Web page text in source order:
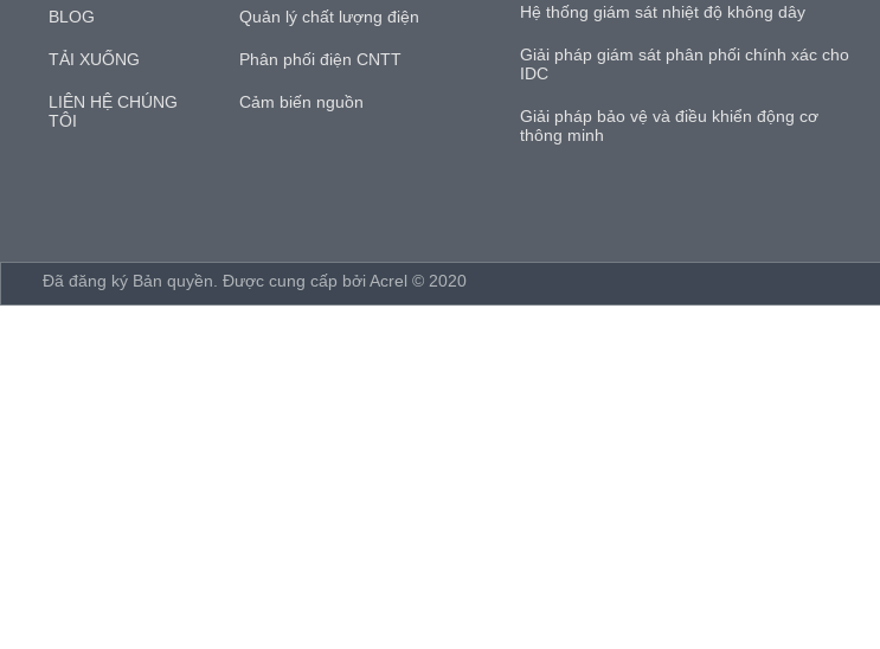
BLOG
TẢI XUỐNG
LIÊN HỆ CHÚNG
TÔI
Quản lý chất lượng điện
Phân phối điện CNTT
Cảm biến nguồn
Hệ thống giám sát nhiệt độ không dây
Giải pháp giám sát phân phối chính xác cho
IDC
Giải pháp bảo vệ và điều khiển động cơ
thông minh
Đã đăng ký Bản quyền. Được cung cấp bởi Acrel © 2020